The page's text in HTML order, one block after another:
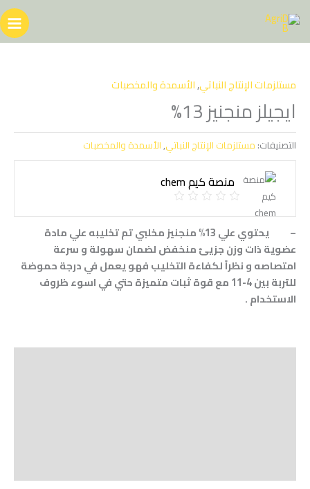
إلى
المحتوى
مستلزمات الإنتاج النباتي,الأسمدة والمخصبات
ايجيلز منجنيز 13%
التصنيفات: مستلزمات الإنتاج النباتي,الأسمدة والمخصبات
منصة كيم chem
–
يحتوي علي 13% منجنيز مخلبي تم تخليبه علي مادة
عضوية ذات وزن جزيئ منخفض لضمان سهولة و سرعة
امتصاصه و نظراً لكفاءة التخليب فهو يعمل في درجة حموضة
للتربة بين 4-11 مع قوة ثبات متميزة حتي في اسوء ظروف
الاستخدام .